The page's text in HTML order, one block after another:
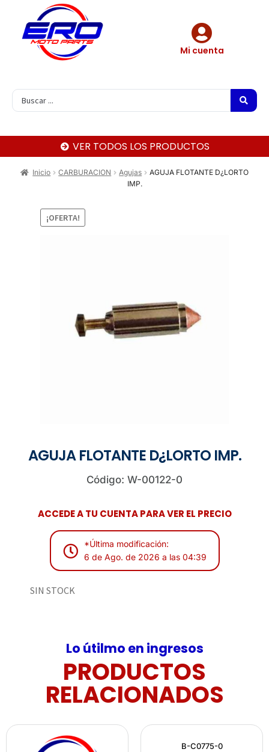
Mi cuenta
VER TODOS LOS PRODUCTOS
Inicio CARBURACION Agujas
AGUJA FLOTANTE D¿LORTO
IMP.
¡OFERTA!
AGUJA FLOTANTE D¿LORTO IMP.
Código: W-00122-0
ACCEDE A TU CUENTA PARA VER EL PRECIO
*Última modificación:
6 de Ago. de 2026 a las 04:39
SIN STOCK
Lo útilmo en ingresos
PRODUCTOS
RELACIONADOS
B-C0775-0